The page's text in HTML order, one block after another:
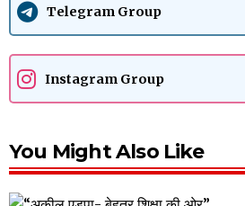
Telegram Group
Instagram Group
You Might Also Like